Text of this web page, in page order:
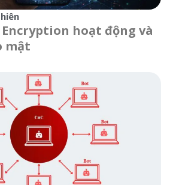
hoạt động và
mật